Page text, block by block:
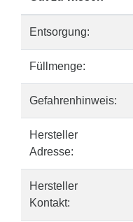
Entsorgung:
Füllmenge:
Gefahrenhinweis:
Hersteller
Adresse:
Hersteller
Kontakt: